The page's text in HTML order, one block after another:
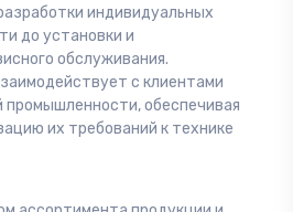
индивидуальных
до установки и
обслуживания.
с клиентами
промышленности, обеспечивая
их требований к технике